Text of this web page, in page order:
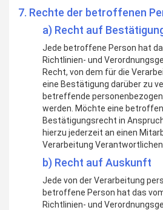
7. Rechte der betroffenen
a) Recht auf
Jede betroffene Person hat
Richtlinien- und
Recht, von dem für die
eine Bestätigung darüber zu
betreffende
werden. Möchte eine
Bestätigungsrecht in
hierzu jederzeit an einen
Verarbeitung Verantwortlichen
b) Recht auf Auskunft
Jede von der Verarbeitung
betroffene Person hat das
Richtlinien- und